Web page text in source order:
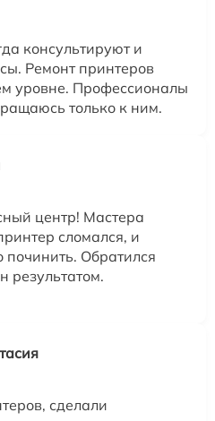
консультируют и
Ремонт принтеров
уровне. Профессионалы
только к ним.
центр! Мастера
сломался, и
починить. Обратился
результатом.
сделали